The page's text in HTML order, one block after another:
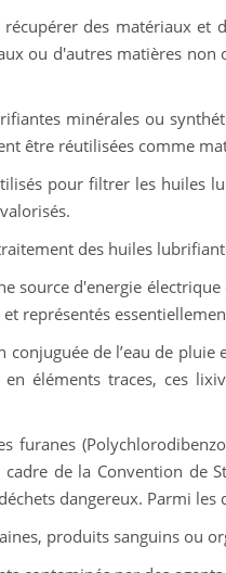
des matériaux et
ou d'autres matières
minérales ou
être réutilisées comme
pour filtrer les huiles
des huiles
source d'energie
représentés
conjuguée de l’eau de
éléments traces, ces
furanes
cadre de la Convention
dangereux. Parmi
produits sanguins ou